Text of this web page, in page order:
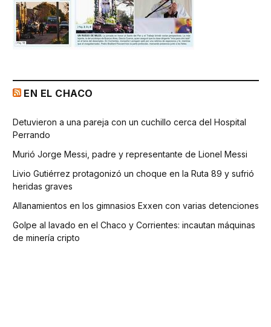
EN EL CHACO
Detuvieron a una pareja con un cuchillo cerca del Hospital
Perrando
Murió Jorge Messi, padre y representante de Lionel Messi
Livio Gutiérrez protagonizó un choque en la Ruta 89 y sufrió
heridas graves
Allanamientos en los gimnasios Exxen con varias detenciones
Golpe al lavado en el Chaco y Corrientes: incautan máquinas
de minería cripto